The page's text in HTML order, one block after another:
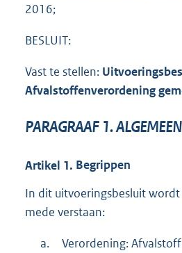
2016;
BESLUIT:
Vast te stellen:
Afvalstoffenverordening
PARAGRAAF 1.ALGEMEEN
Artikel 1. Begrippen
In dit uitvoeringsbesluit
mede verstaan:
a.
Verordening: